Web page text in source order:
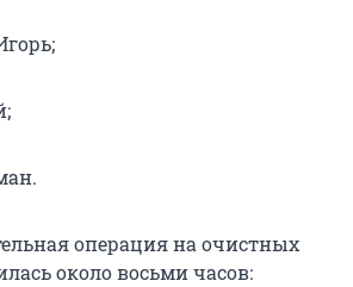
операция на очистных
около восьми часов: